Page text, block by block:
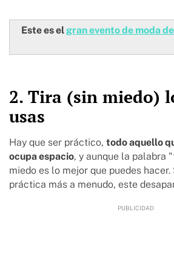
Este es el gran evento de moda
2. Tira (sin miedo)
usas
Hay que ser práctico, todo aquello
ocupa espacio, y aunque la palabra
miedo es lo mejor que puedes hacer.
práctica más a menudo, este